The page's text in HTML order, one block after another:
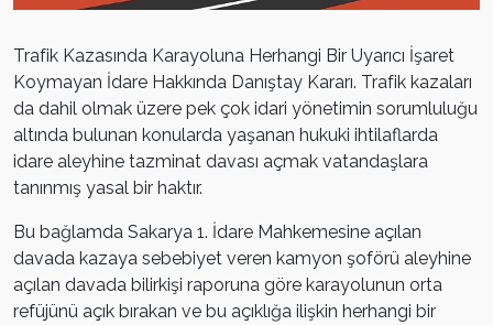
Trafik Kazasında Karayoluna Herhangi Bir Uyarıcı İşaret
Koymayan İdare Hakkında Danıştay Kararı. Trafik kazaları
da dahil olmak üzere pek çok idari yönetimin sorumluluğu
altında bulunan konularda yaşanan hukuki ihtilaflarda
idare aleyhine tazminat davası açmak vatandaşlara
tanınmış yasal bir haktır.
Bu bağlamda Sakarya 1. İdare Mahkemesine açılan
davada kazaya sebebiyet veren kamyon şoförü aleyhine
açılan davada bilirkişi raporuna göre karayolunun orta
refüjünü açık bırakan ve bu açıklığa ilişkin herhangi bir